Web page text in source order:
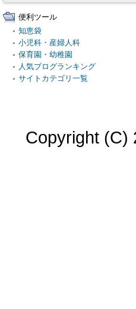
便利ツール
知恵袋
小児科・産婦人科
保育園・幼稚園
人気ブログランキング
サイトカテゴリ一覧
Copyright (C)